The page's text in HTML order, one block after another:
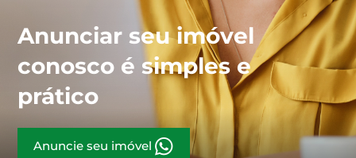
Anunciar seu imóvel
conosco é simples e
prático
Anuncie seu imóvel